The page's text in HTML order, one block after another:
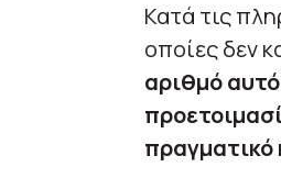
Κατά τις
οποίες δεν
αριθμό
πραγματικό